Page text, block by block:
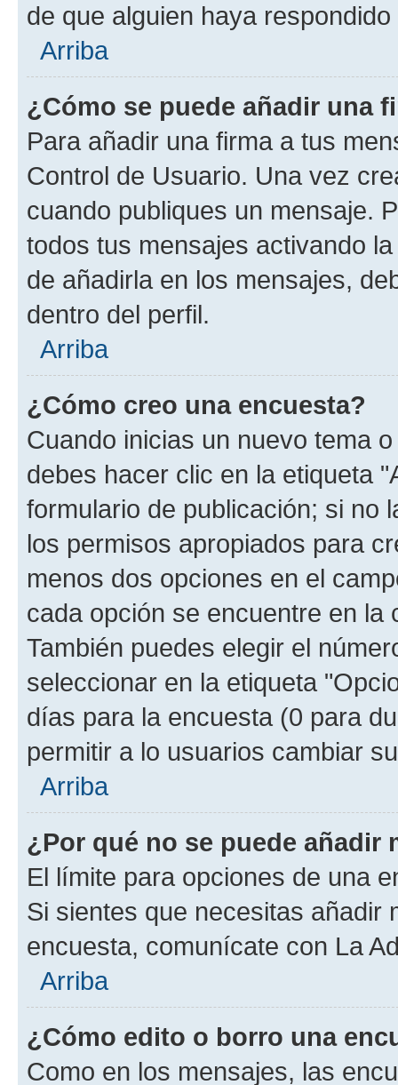
de que alguien haya
Arriba
¿Cómo se puede añadir una
Para añadir una firma a tus
Control de Usuario. Una vez
cuando publiques un mensaje.
todos tus mensajes activando
de añadirla en los mensajes,
dentro del perfil.
Arriba
¿Cómo creo una encuesta?
Cuando inicias un nuevo tema
debes hacer clic en la etiqueta
formulario de publicación; si no
los permisos apropiados para
menos dos opciones en el
cada opción se encuentre en
También puedes elegir el
seleccionar en la etiqueta
días para la encuesta (0 para
permitir a lo usuarios cambiar
Arriba
¿Por qué no se puede añadir
El límite para opciones de una
Si sientes que necesitas añadir
encuesta, comunícate con La
Arriba
¿Cómo edito o borro una
Como en los mensajes, las